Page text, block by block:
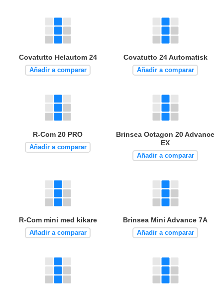
Covatutto Helautom 24
Añadir a comparar
Covatutto 24 Automatisk
Añadir a comparar
R-Com 20 PRO
Añadir a comparar
Brinsea Octagon 20 Advance
EX
Añadir a comparar
R-Com mini med kikare
Añadir a comparar
Brinsea Mini Advance 7A
Añadir a comparar